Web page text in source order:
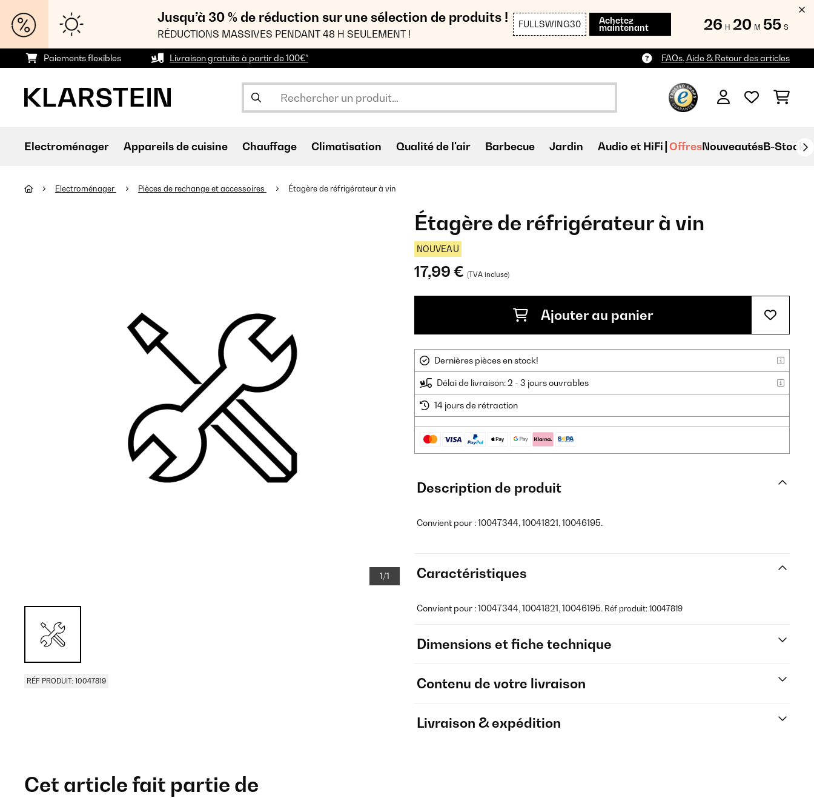
Jusqu’à 30 % de réduction sur une sélection de produits !
RÉDUCTIONS MASSIVES PENDANT 48 H SEULEMENT !
FULLSWING30 Achetez
maintenant 26 H 20 M 54 S
Paiements flexibles Livraison gratuite à partir de 100€* FAQs, Aide & Retour des articles
Electroménager Appareils de cuisine Chauffage Climatisation Qualité de l'air Barbecue Jardin Audio et HiFi OffresNouveautésB-Stock
Electroménager Pièces de rechange et accessoires Étagère de réfrigérateur à vin
1/1
RÉF PRODUIT: 10047819
Étagère de réfrigérateur à vin
NOUVEAU
17,99 € (TVA incluse)
Ajouter au panier
Dernières pièces en stock!
Délai de livraison: 2 - 3 jours ouvrables
14 jours de rétraction
Description de produit
Convient pour : 10047344, 10041821, 10046195.
Caractéristiques
Convient pour : 10047344, 10041821, 10046195. Réf produit: 10047819
Dimensions et fiche technique
Contenu de votre livraison
Livraison & expédition
Cet article fait partie de